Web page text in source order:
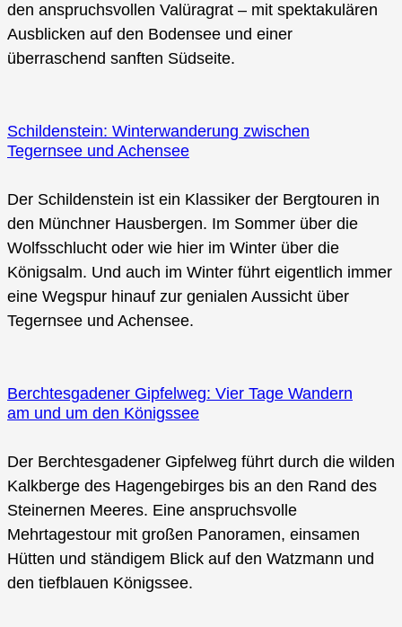
den anspruchsvollen Valüragrat – mit spektakulären
Ausblicken auf den Bodensee und einer
überraschend sanften Südseite.
Schildenstein: Winterwanderung zwischen
Tegernsee und Achensee
Der Schildenstein ist ein Klassiker der Bergtouren in
den Münchner Hausbergen. Im Sommer über die
Wolfsschlucht oder wie hier im Winter über die
Königsalm. Und auch im Winter führt eigentlich immer
eine Wegspur hinauf zur genialen Aussicht über
Tegernsee und Achensee.
Berchtesgadener Gipfelweg: Vier Tage Wandern
am und um den Königssee
Der Berchtesgadener Gipfelweg führt durch die wilden
Kalkberge des Hagengebirges bis an den Rand des
Steinernen Meeres. Eine anspruchsvolle
Mehrtagestour mit großen Panoramen, einsamen
Hütten und ständigem Blick auf den Watzmann und
den tiefblauen Königssee.